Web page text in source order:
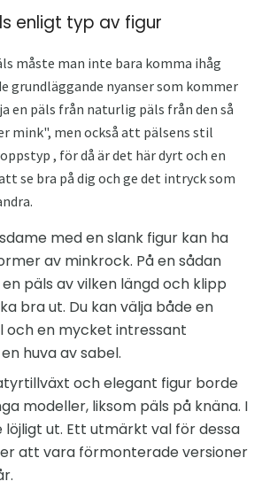
enligt typ av figur
måste man inte bara komma ihåg
grundläggande nyanser som kommer
päls från naturlig päls från den så
mink", men också att pälsens stil
, för då är det här dyrt och en
se bra på dig och ge det intryck som
med en slank figur kan ha
av minkrock. På en sådan
päls av vilken längd och klipp
bra ut. Du kan välja både en
och en mycket intressant
huva av sabel.
och elegant figur borde
modeller, liksom päls på knäna. I
löjligt ut. Ett utmärkt val för dessa
att vara förmonterade versioner